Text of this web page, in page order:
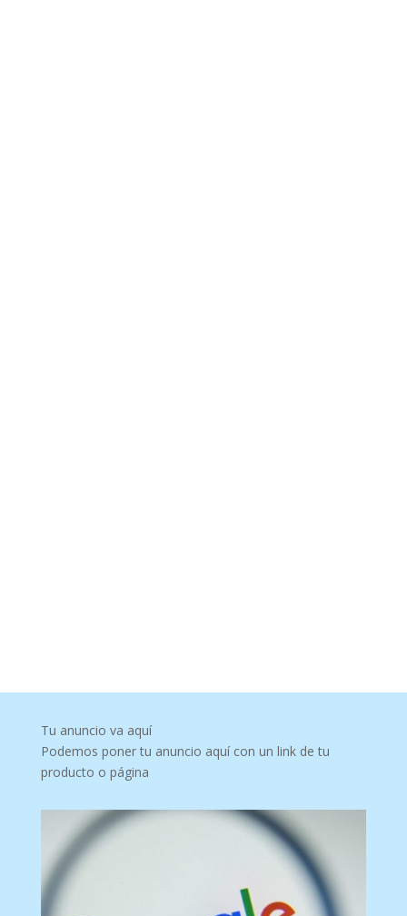
Tu anuncio va aquí
Podemos poner tu anuncio aquí con un link de tu
producto o página